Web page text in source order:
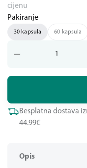
Opis
cijenu
Pakiranje
30 kapsula 60 kapsula
Besplatna dostava
44.99€